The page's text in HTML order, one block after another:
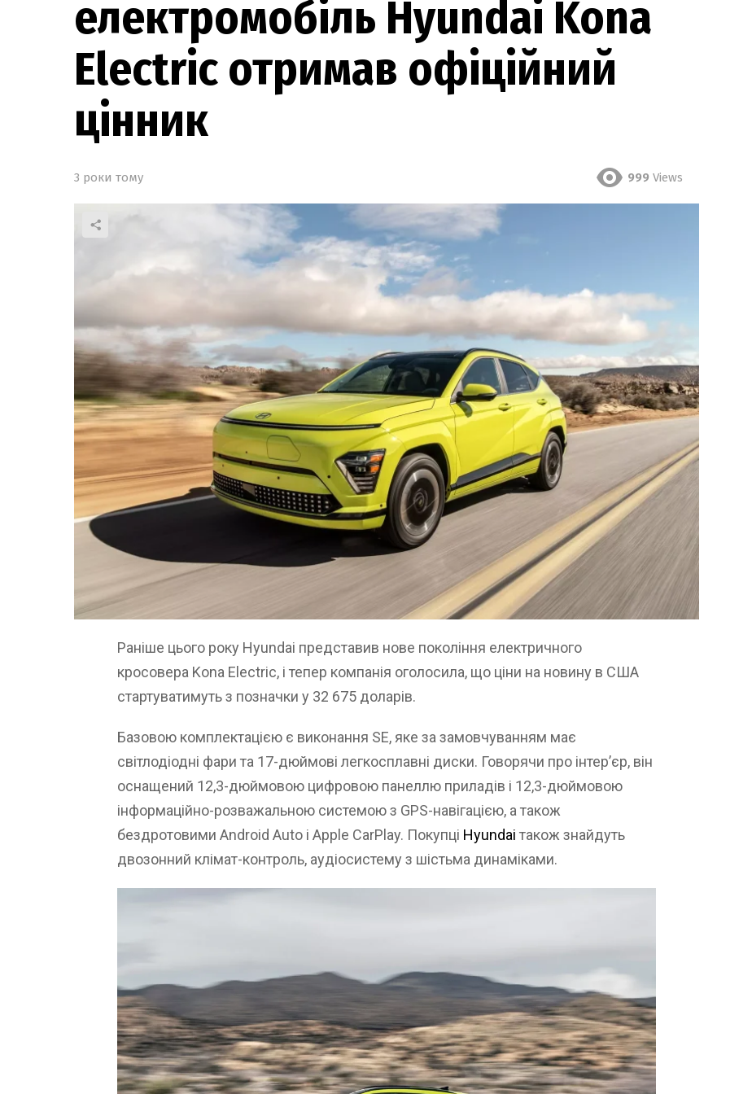
електромобіль Hyundai Kona
Electric отримав офіційний
цінник
3 роки тому 999 Views
Раніше цього року Hyundai представив нове покоління електричного
кросовера Kona Electric, і тепер компанія оголосила, що ціни на новину в США
стартуватимуть з позначки у 32 675 доларів.
Базовою комплектацією є виконання SE, яке за замовчуванням має
світлодіодні фари та 17-дюймові легкосплавні диски. Говорячи про інтер’єр, він
оснащений 12,3-дюймовою цифровою панеллю приладів і 12,3-дюймовою
інформаційно-розважальною системою з GPS-навігацією, а також
бездротовими Android Auto і Apple CarPlay. Покупці Hyundai також знайдуть
двозонний клімат-контроль, аудіосистему з шістьма динаміками.